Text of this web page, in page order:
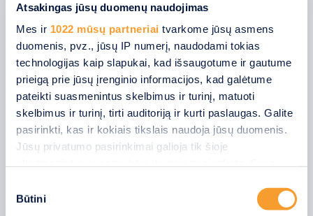
Atsakingas jūsų duomenų naudojimas
Mes ir 1022 mūsų partneriai tvarkome jūsų asmens
duomenis, pvz., jūsų IP numerį, naudodami tokias
technologijas kaip slapukai, kad išsaugotume ir gautume
prieigą prie jūsų įrenginio informacijos, kad galėtume
pateikti suasmenintus skelbimus ir turinį, matuoti
skelbimus ir turinį, tirti auditoriją ir kurti paslaugas. Galite
pasirinkti, kas ir kokiais tikslais naudoja jūsų duomenis.
Jūsų privatumo pasirinkimai galioja tik šioje
nuorodą į poraštę arba piktogramą „Privatumo trigeris“.
pasirinkimas
Būtini
MŪSŲ GAMINIAI
Plačiau
REGISTRACIJA MATAVIMUI
Plačiau